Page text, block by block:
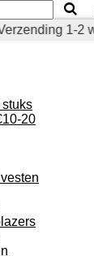
1-2
20